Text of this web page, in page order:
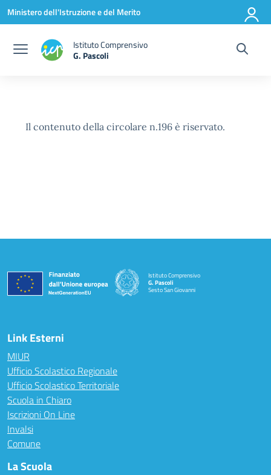
Vai ai contenuti
Vai al menu di navigazione
Vai al footer
Ministero dell'Istruzione e del Merito
Istituto Comprensivo
G. Pascoli
Il contenuto della circolare n.196 è riservato.
Istituto Comprensivo
G. Pascoli
Sesto San Giovanni
Link Esterni
MIUR
Ufficio Scolastico Regionale
Ufficio Scolastico Territoriale
Scuola in Chiaro
Iscrizioni On Line
Invalsi
Comune
La Scuola